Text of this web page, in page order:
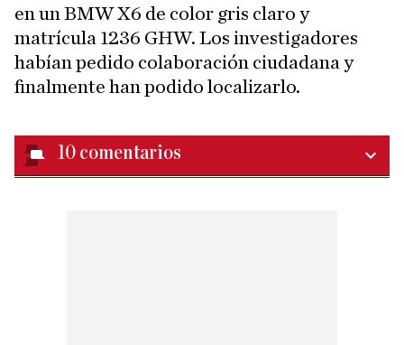
en un BMW X6 de color gris claro y
matrícula 1236 GHW. Los investigadores
habían pedido colaboración ciudadana y
finalmente han podido localizarlo.
10 comentarios